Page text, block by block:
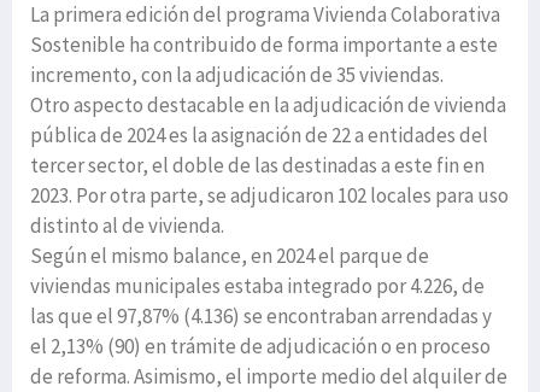
La primera edición del programa Vivienda Colaborativa
Sostenible ha contribuido de forma importante a este
incremento, con la adjudicación de 35 viviendas.
Otro aspecto destacable en la adjudicación de vivienda
pública de 2024 es la asignación de 22 a entidades del
tercer sector, el doble de las destinadas a este fin en
2023. Por otra parte, se adjudicaron 102 locales para uso
distinto al de vivienda.
Según el mismo balance, en 2024 el parque de
viviendas municipales estaba integrado por 4.226, de
las que el 97,87% (4.136) se encontraban arrendadas y
el 2,13% (90) en trámite de adjudicación o en proceso
de reforma. Asimismo, el importe medio del alquiler de